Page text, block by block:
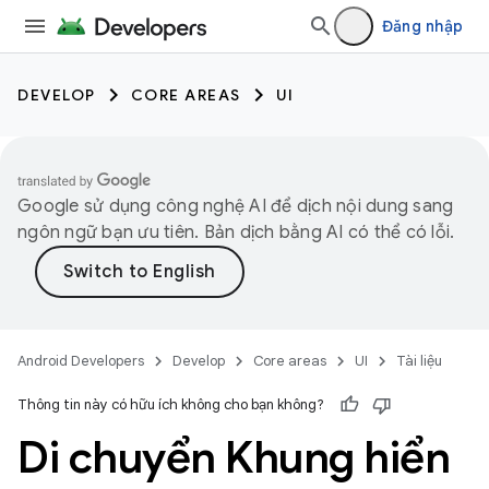
Đăng nhập
DEVELOP CORE AREAS UI
Google sử dụng công nghệ AI để dịch nội dung sang
ngôn ngữ bạn ưu tiên. Bản dịch bằng AI có thể có lỗi.
Android Developers Develop Core areas UI Tài liệu
Thông tin này có hữu ích không cho bạn không?
Di chuyển Khung hiển